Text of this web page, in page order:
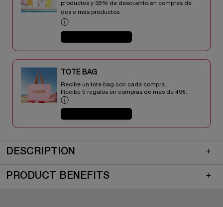
productos y 35% de descuento en compras de
dos o más productos.​
ⓘ
TOTE BAG​​
Recibe un tote bag con cada compra.
Recibe 5 regalos en compras de mas de 49€.​
ⓘ
DESCRIPTION
PRODUCT BENEFITS